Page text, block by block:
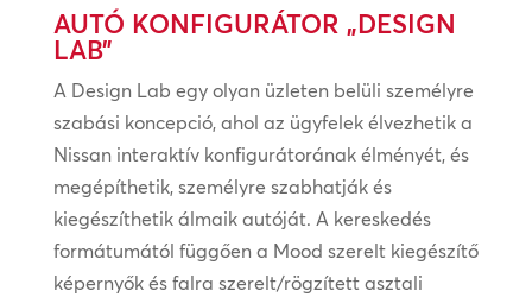
AUTÓ KONFIGURÁTOR „DESIGN
LAB”
A Design Lab egy olyan üzleten belüli személyre
szabási koncepció, ahol az ügyfelek élvezhetik a
Nissan interaktív konfigurátorának élményét, és
megépíthetik, személyre szabhatják és
kiegészíthetik álmaik autóját. A kereskedés
formátumától függően a Mood szerelt kiegészítő
képernyők és falra szerelt/rögzített asztali